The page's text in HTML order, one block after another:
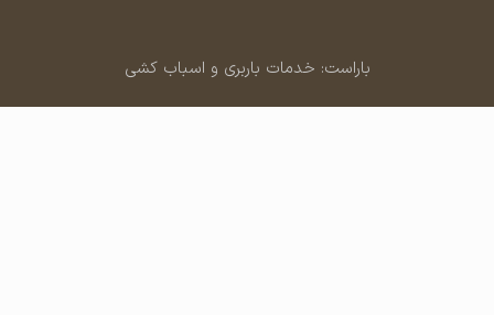
باراست: خدمات باربری و اسباب کشی